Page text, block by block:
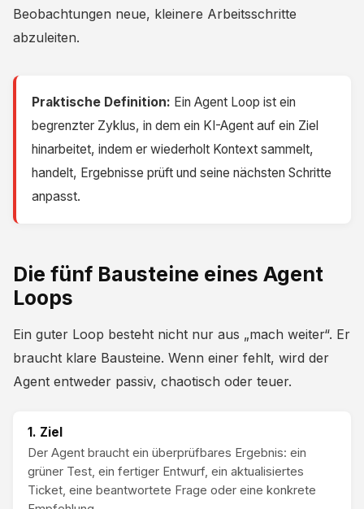
Beobachtungen neue, kleinere Arbeitsschritte
abzuleiten.
Praktische Definition: Ein Agent Loop ist ein
begrenzter Zyklus, in dem ein KI-Agent auf ein Ziel
hinarbeitet, indem er wiederholt Kontext sammelt,
handelt, Ergebnisse prüft und seine nächsten Schritte
anpasst.
Die fünf Bausteine eines Agent
Loops
Ein guter Loop besteht nicht nur aus „mach weiter“. Er
braucht klare Bausteine. Wenn einer fehlt, wird der
Agent entweder passiv, chaotisch oder teuer.
1. Ziel
Der Agent braucht ein überprüfbares Ergebnis: ein
grüner Test, ein fertiger Entwurf, ein aktualisiertes
Ticket, eine beantwortete Frage oder eine konkrete